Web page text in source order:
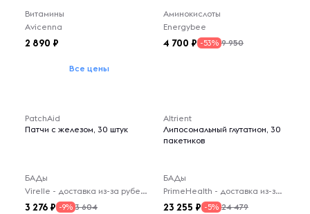
Витамины
Avicenna
2 890
Все цены
Аминокислоты
Energybee
4 700 -53% 9 950
PatchAid
Патчи с железом, 30 штук
БАДы
Virelle - доставка из-за рубежа
3 276 -9% 3 604
Altrient
Липосомальный глутатион, 30
пакетиков
БАДы
PrimeHealth - доставка из-за рубежа
23 255 -5% 24 479